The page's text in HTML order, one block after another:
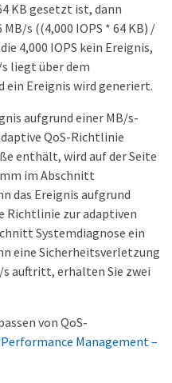
KB gesetzt ist, dann
s ((4,000 IOPS * 64 KB) /
4,000 IOPS kein Ereignis,
liegt über dem
ein Ereignis wird generiert.
aufgrund einer MB/s-
QoS-Richtlinie
enthält, wird auf der Seite
im Abschnitt
das Ereignis aufgrund
Richtlinie zur adaptiven
Systemdiagnose ein
eine Sicherheitsverletzung
s auftritt, erhalten Sie zwei
von QoS-
Management –